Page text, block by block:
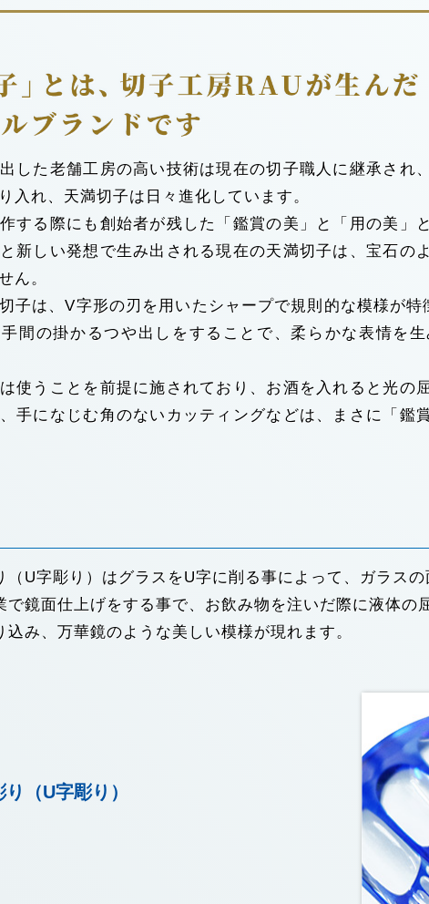
した老舗工房の高い技術は現在の切子職人に継承され
入れ、天満切子は日々進化しています。
する際にも創始者が残した「鑑賞の美」と「用の美」
新しい発想で生み出される現在の天満切子は、宝石の
ん。
子は、V字形の刃を用いたシャープで規則的な模様が
間の掛かるつや出しをすることで、柔らかな表情を
使うことを前提に施されており、お酒を入れると光の
手になじむ角のないカッティングなどは、まさに「鑑
（U字彫り）はグラスをU字に削る事によって、ガラスの
で鏡面仕上げをする事で、お飲み物を注いだ際に液体の
込み、万華鏡のような美しい模様が現れます。
（U字彫り）